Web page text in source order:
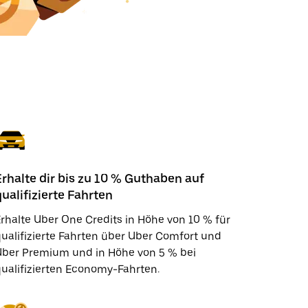
dir bis zu 10 % Guthaben auf
Fahrten
Uber One Credits in Höhe von 10 % für
Fahrten über Uber Comfort und
Premium und in Höhe von 5 % bei
Economy-Fahrten.